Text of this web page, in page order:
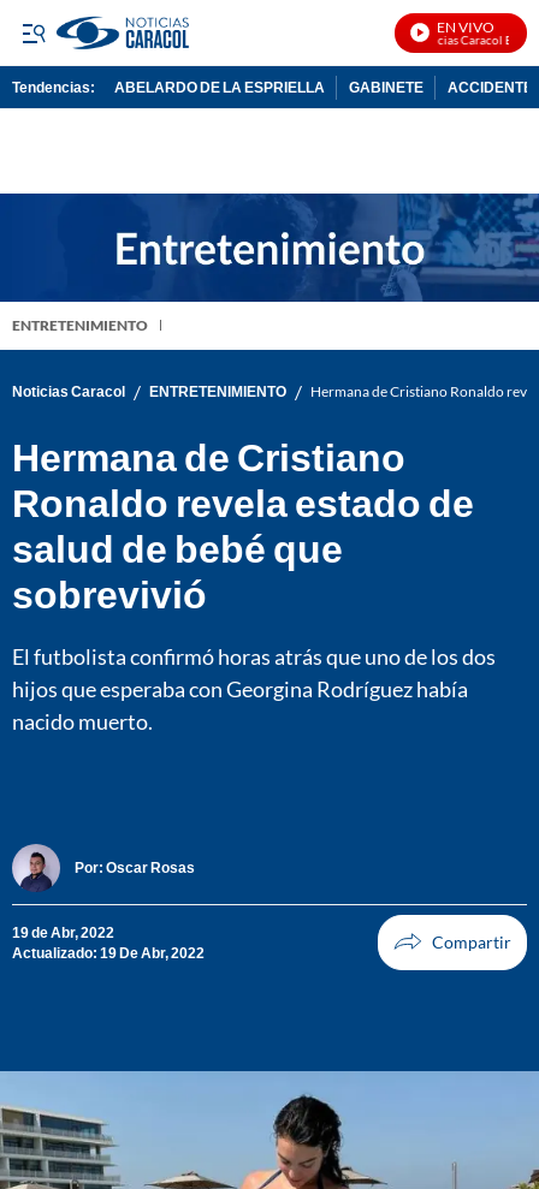
EN VIVO
Noticias Caracol En Vivo
Tendencias: ABELARDO DE LA ESPRIELLA GABINETE ACCIDENTE
ENTRETENIMIENTO
Noticias Caracol / ENTRETENIMIENTO / Hermana de Cristiano Ronaldo
Hermana de Cristiano
Ronaldo revela estado de
salud de bebé que
sobrevivió
El futbolista confirmó horas atrás que uno de los dos
hijos que esperaba con Georgina Rodríguez había
nacido muerto.
Por: Oscar Rosas
19 de Abr, 2022
Actualizado: 19 De Abr, 2022